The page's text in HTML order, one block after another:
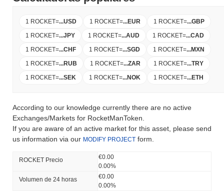
1 ROCKET=...USD 1 ROCKET=...EUR 1 ROCKET=...GBP
1 ROCKET=...JPY 1 ROCKET=...AUD 1 ROCKET=...CAD
1 ROCKET=...CHF 1 ROCKET=...SGD 1 ROCKET=...MXN
1 ROCKET=...RUB 1 ROCKET=...ZAR 1 ROCKET=...TRY
1 ROCKET=...SEK 1 ROCKET=...NOK 1 ROCKET=...ETH
According to our knowledge currently there are no active
Exchanges/Markets for RocketManToken.
If you are aware of an active market for this asset, please send
us information via our MODIFY PROJECT form.
ROCKET Precio
€0.00
0.00%
Volumen de 24 horas
€0.00
0.00%